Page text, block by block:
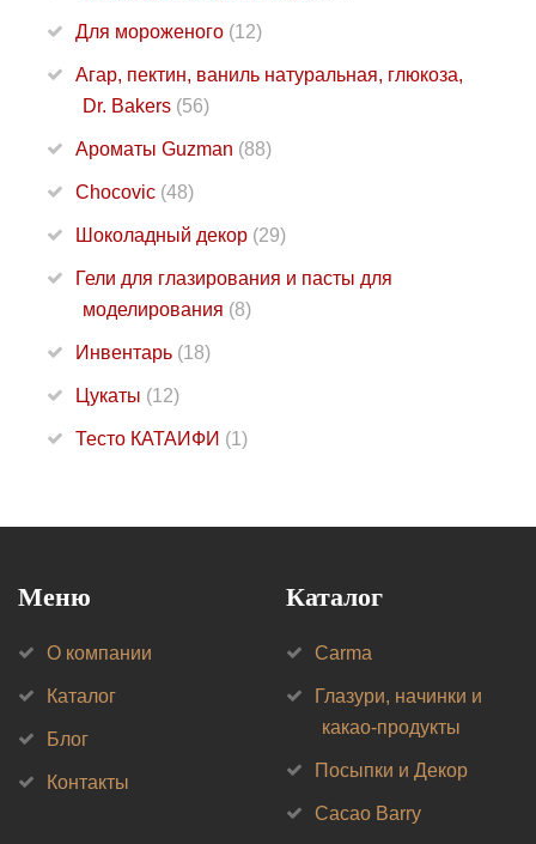
Для мороженого (12)
Агар, пектин, ваниль натуральная, глюкоза,
Dr. Bakers (56)
Ароматы Guzman (88)
Chocovic (48)
Шоколадный декор (29)
Гели для глазирования и пасты для
моделирования (8)
Инвентарь (18)
Цукаты (12)
Тесто КАТАИФИ (1)
Меню
О компании
Каталог
Блог
Контакты
Каталог
Carma
Глазури, начинки и
какао-продукты
Посыпки и Декор
Cacao Barry